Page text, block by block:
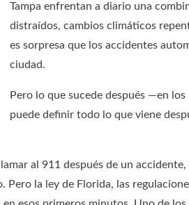
Tampa enfrentan a diario una
distraídos, cambios climáticos
es sorpresa que los accidentes
ciudad.
Pero lo que sucede después —en
puede definir todo lo que viene
al 911 después de un
Pero la ley de Florida, las